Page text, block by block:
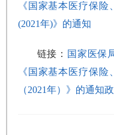
《国家基本医疗保
(2021年)》的通知
链接： 国家医保
《国家基本医疗保
（2021年）》的通知